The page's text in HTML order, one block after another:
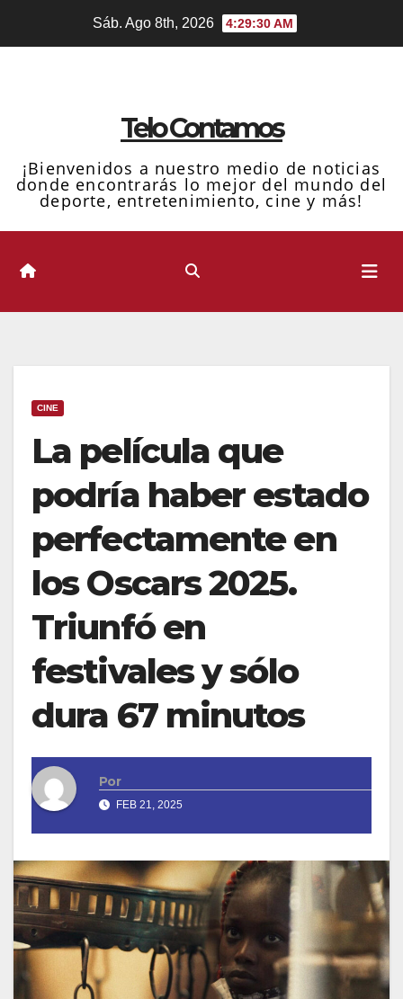
Sáb. Ago 8th, 2026 4:29:31 AM
Telo Contamos
¡Bienvenidos a nuestro medio de noticias
donde encontrarás lo mejor del mundo del
deporte, entretenimiento, cine y más!
CINE
La película que
podría haber estado
perfectamente en
los Oscars 2025.
Triunfó en
festivales y sólo
dura 67 minutos
Por
FEB 21, 2025